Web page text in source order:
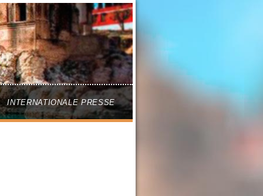
INTERNATIONALE PRESSE